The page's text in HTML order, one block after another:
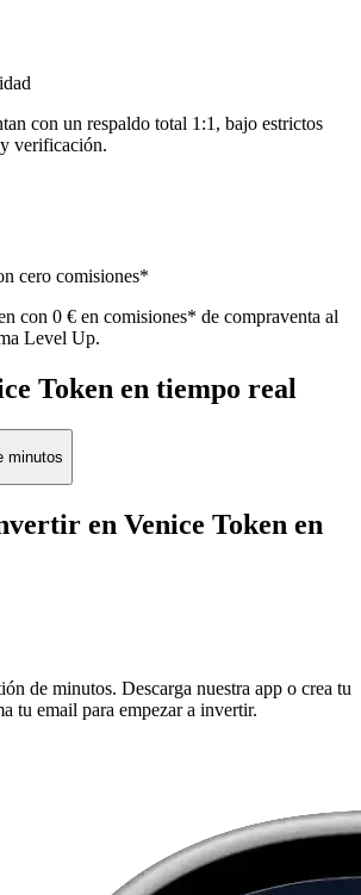
con un respaldo total 1:1, bajo estrictos
verificación.
cero comisiones*
con 0 € en comisiones* de compraventa al
Level Up.
Token en tiempo real
minutos
en Venice Token en
de minutos. Descarga nuestra app o crea tu
tu email para empezar a invertir.